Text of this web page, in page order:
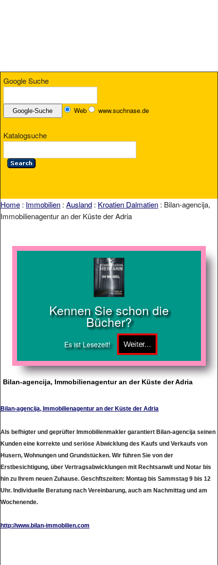
Google Suche
Web www.suchnase.de
Katalogsuche
Home : Immobilien : Ausland : Kroatien Dalmatien : Bilan-agencija,
Immobilienagentur an der Küste der Adria
Kennen Sie schon die
Bücher?
Es ist Lesezeit!
Bilan-agencija, Immobilienagentur an der Küste der Adria
Bilan-agencija, Immobilienagentur an der Küste der Adria
Als befhigter und geprüfter Immobilienmakler garantiert Bilan-agencija seinen
Kunden eine korrekte und seriöse Abwicklung des Kaufs und Verkaufs von
Husern, Wohnungen und Grundstücken. Wir führen Sie von der
Erstbesichtigung, über Vertragsabwicklungen mit Rechtsanwlt und Notar bis
hin zu Ihrem neuen Zuhause. Geschftszeiten: Montag bis Sammstag 9 bis 12
Uhr. Individuelle Beratung nach Vereinbarung, auch am Nachmittag und am
Wochenende.
http://www.bilan-immobilien.com